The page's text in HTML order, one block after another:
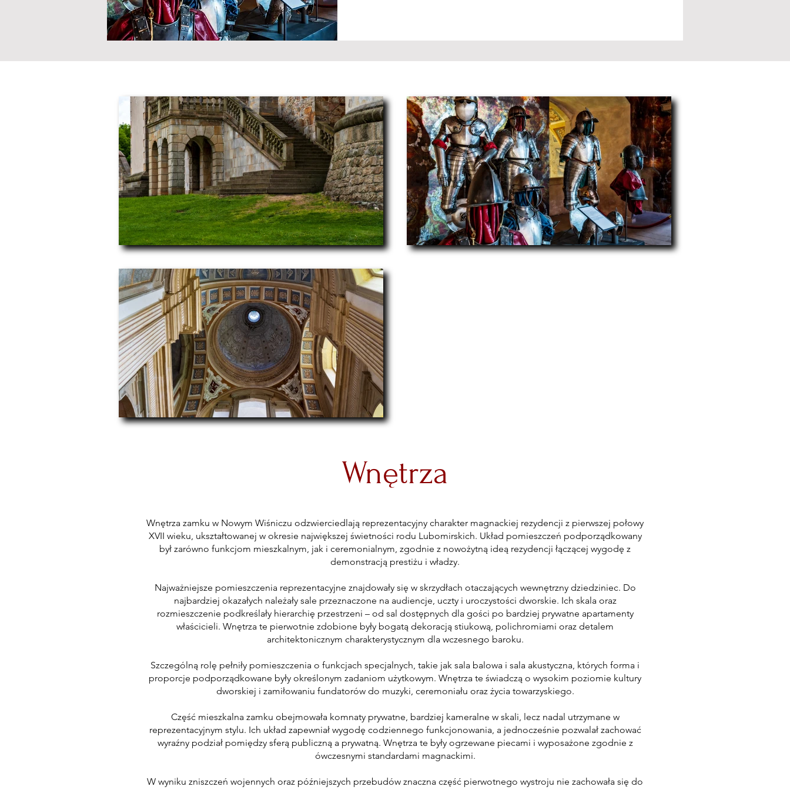
Wnętrza
Wnętrza zamku w Nowym Wiśniczu odzwierciedlają reprezentacyjny charakter magnackiej rezydencji z pierwszej połowy
XVII wieku, ukształtowanej w okresie największej świetności rodu Lubomirskich. Układ pomieszczeń podporządkowany
był zarówno funkcjom mieszkalnym, jak i ceremonialnym, zgodnie z nowożytną ideą rezydencji łączącej wygodę z
demonstracją prestiżu i władzy.
Najważniejsze pomieszczenia reprezentacyjne znajdowały się w skrzydłach otaczających wewnętrzny dziedziniec. Do
najbardziej okazałych należały sale przeznaczone na audiencje, uczty i uroczystości dworskie. Ich skala oraz
rozmieszczenie podkreślały hierarchię przestrzeni – od sal dostępnych dla gości po bardziej prywatne apartamenty
właścicieli. Wnętrza te pierwotnie zdobione były bogatą dekoracją stiukową, polichromiami oraz detalem
architektonicznym charakterystycznym dla wczesnego baroku.
Szczególną rolę pełniły pomieszczenia o funkcjach specjalnych, takie jak sala balowa i sala akustyczna, których forma i
proporcje podporządkowane były określonym zadaniom użytkowym. Wnętrza te świadczą o wysokim poziomie kultury
dworskiej i zamiłowaniu fundatorów do muzyki, ceremoniału oraz życia towarzyskiego.
Część mieszkalna zamku obejmowała komnaty prywatne, bardziej kameralne w skali, lecz nadal utrzymane w
reprezentacyjnym stylu. Ich układ zapewniał wygodę codziennego funkcjonowania, a jednocześnie pozwalał zachować
wyraźny podział pomiędzy sferą publiczną a prywatną. Wnętrza te były ogrzewane piecami i wyposażone zgodnie z
ówczesnymi standardami magnackimi.
W wyniku zniszczeń wojennych oraz późniejszych przebudów znaczna część pierwotnego wystroju nie zachowała się do